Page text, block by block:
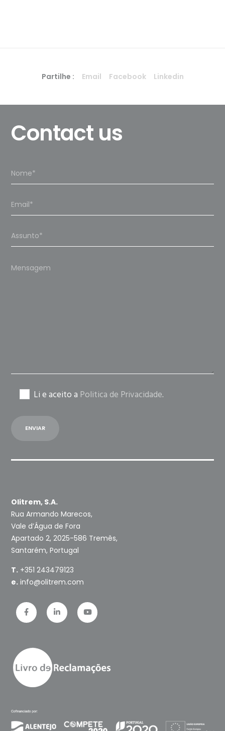
Partilhe : Email Facebook Linkedin
Contact us
Please
Li e aceito a Politica de Privacidade.
Olitrem, S.A.
Rua Armando Marecos,
Vale d’Água de Fora
Apartado 2, 2025-586 Tremês,
Santarém, Portugal
T. +351 243479123
e. info@olitrem.com